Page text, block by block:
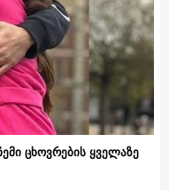
ცხოვრების ყველაზე